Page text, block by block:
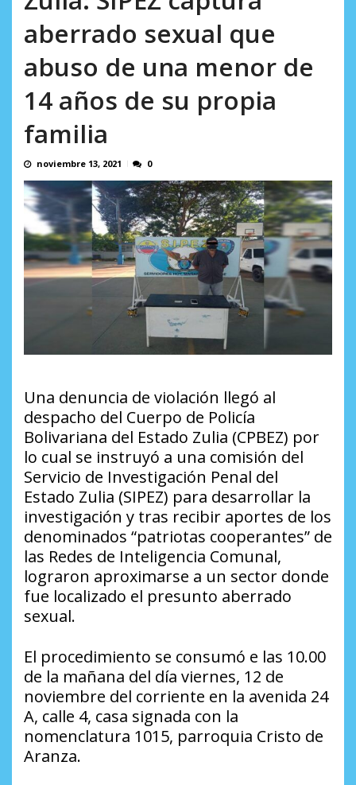
aberrado sexual que
abuso de una menor de
14 años de su propia
familia
noviembre 13, 2021 0
Una denuncia de violación llegó al
despacho del Cuerpo de Policía
Bolivariana del Estado Zulia (CPBEZ) por
lo cual se instruyó a una comisión del
Servicio de Investigación Penal del
Estado Zulia (SIPEZ) para desarrollar la
investigación y tras recibir aportes de los
denominados “patriotas cooperantes” de
las Redes de Inteligencia Comunal,
lograron aproximarse a un sector donde
fue localizado el presunto aberrado
sexual.
El procedimiento se consumó e las 10.00
de la mañana del día viernes, 12 de
noviembre del corriente en la avenida 24
A, calle 4, casa signada con la
nomenclatura 1015, parroquia Cristo de
Aranza.